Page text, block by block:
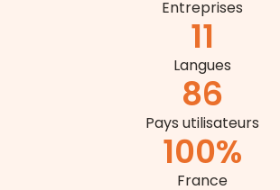
Entreprises
11
Langues
86
Pays utilisateurs
100%
France